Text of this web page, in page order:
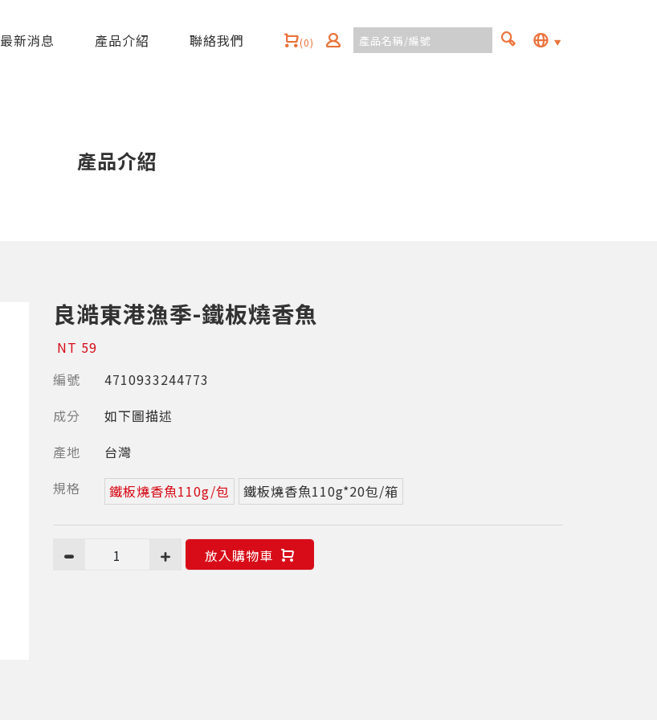
最新消息 產品介紹 聯絡我們 (0)
產品介紹
良澔東港漁季-鐵板燒香魚
NT 59
編號
4710933244773
成分
如下圖描述
產地
台灣
規格
鐵板燒香魚110g/包 鐵板燒香魚110g*20包/箱
1 放入購物車